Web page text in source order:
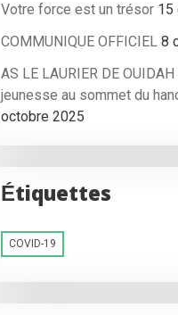
Votre force est un trésor 15
COMMUNIQUE OFFICIEL 8
AS LE LAURIER DE
jeunesse au sommet du
octobre 2025
Étiquettes
COVID-19